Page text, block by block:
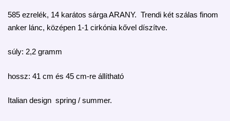
585 ezrelék, 14 karátos sárga ARANY. Trendi két szálas finom
anker lánc, középen 1-1 cirkónia kővel díszítve.
súly: 2,2 gramm
hossz: 41 cm és 45 cm-re állítható
Italian design spring / summer.